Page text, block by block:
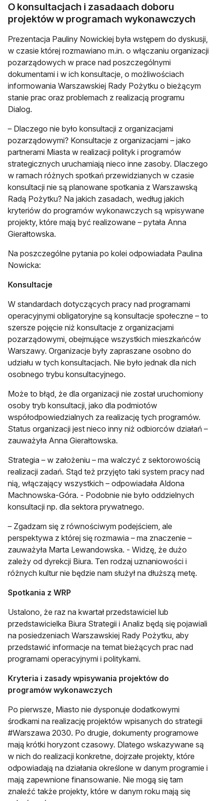
O konsultacjach i zasadaach doboru
projektów w programach wykonawczych
Prezentacja Pauliny Nowickiej była wstępem do dyskusji,
w czasie której rozmawiano m.in. o włączaniu organizacji
pozarządowych w prace nad poszczególnymi
dokumentami i w ich konsultacje, o możliwościach
informowania Warszawskiej Rady Pożytku o bieżącym
stanie prac oraz problemach z realizacją programu
Dialog.
– Dlaczego nie było konsultacji z organizacjami
pozarządowymi? Konsultacje z organizacjami – jako
partnerami Miasta w realizacji polityk i programów
strategicznych uruchamiają nieco inne zasoby. Dlaczego
w ramach różnych spotkań przewidzianych w czasie
konsultacji nie są planowane spotkania z Warszawską
Radą Pożytku? Na jakich zasadach, według jakich
kryteriów do programów wykonawczych są wpisywane
projekty, które mają być realizowane – pytała Anna
Gierałtowska.
Na poszczególne pytania po kolei odpowiadała Paulina
Nowicka:
Konsultacje
W standardach dotyczących pracy nad programami
operacyjnymi obligatoryjne są konsultacje społeczne – to
szersze pojęcie niż konsultacje z organizacjami
pozarządowymi, obejmujące wszystkich mieszkańców
Warszawy. Organizacje były zapraszane osobno do
udziału w tych konsultacjach. Nie było jednak dla nich
osobnego trybu konsultacyjnego.
Może to błąd, że dla organizacji nie został uruchomiony
osoby tryb konsultacji, jako dla podmiotów
współodpowiedzialnych za realizację tych programów.
Status organizacji jest nieco inny niż odbiorców działań –
zauważyła Anna Gierałtowska.
Strategia – w założeniu – ma walczyć z sektorowością
realizacji zadań. Stąd też przyjęto taki system pracy nad
nią, włączający wszystkich – odpowiadała Aldona
Machnowska-Góra. - Podobnie nie było oddzielnych
konsultacji np. dla sektora prywatnego.
– Zgadzam się z równościwym podejściem, ale
perspektywa z której się rozmawia – ma znaczenie –
zauważyła Marta Lewandowska. - Widzę, że dużo
zależy od dyrekcji Biura. Ten rodzaj uznaniowości i
różnych kultur nie będzie nam służył na dłuższą metę.
Spotkania z WRP
Ustalono, że raz na kwartał przedstawiciel lub
przedstawicielka Biura Strategii i Analiz będą się pojawiali
na posiedzeniach Warszawskiej Rady Pożytku, aby
przedstawić informacje na temat bieżących prac nad
programami operacyjnymi i politykami.
Kryteria i zasady wpisywania projektów do
programów wykonawczych
Po pierwsze, Miasto nie dysponuje dodatkowymi
środkami na realizację projektów wpisanych do strategii
#Warszawa 2030. Po drugie, dokumenty programowe
mają krótki horyzont czasowy. Dlatego wskazywane są
w nich do realizacji konkretne, dojrzałe projekty, które
odpowiadają na działania określone w danym programie i
mają zapewnione finansowanie. Nie mogą się tam
znaleźć także projekty, które w danym roku mają się